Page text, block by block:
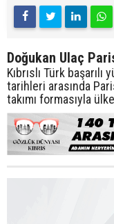
Doğukan Ulaç
Kıbrıslı Türk
tarihleri arasında
takımı formasıyla